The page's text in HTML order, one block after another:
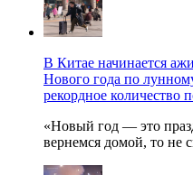
В Китае начинается
Нового года по
рекордное количество
«Новый год — это
вернемся домой, то не